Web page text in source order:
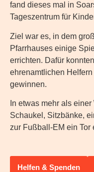
fand dieses mal in
Tageszentrum für
Ziel war es, in dem
Pfarrhauses einige
errichten. Dafür
ehrenamtlichen
gewinnen.
In etwas mehr als
Schaukel, Sitzbänke,
zur Fußball-EM ein Tor
Helfen & Spenden